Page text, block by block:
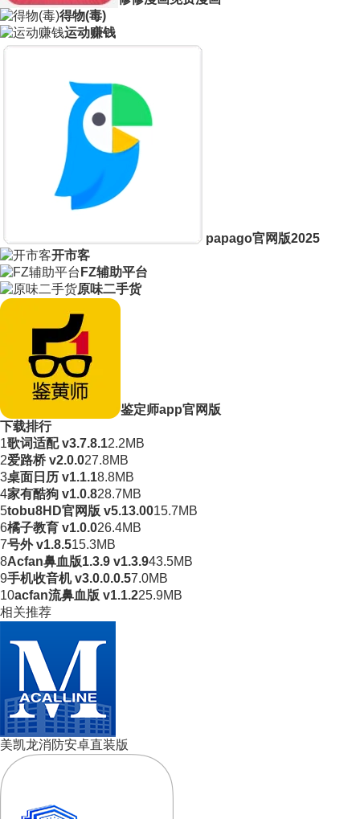
得物(毒)
运动赚钱
papago官网版2025
开市客
FZ辅助平台
原味二手货
鉴定师app官网版
下载排行
1歌词适配 v3.7.8.12.2MB
2爱路桥 v2.0.027.8MB
3桌面日历 v1.1.18.8MB
4家有酷狗 v1.0.828.7MB
5tobu8HD官网版 v5.13.0015.7MB
6橘子教育 v1.0.026.4MB
7号外 v1.8.515.3MB
8Acfan鼻血版1.3.9 v1.3.943.5MB
9手机收音机 v3.0.0.0.57.0MB
10acfan流鼻血版 v1.1.225.9MB
相关推荐
美凯龙消防安卓直装版